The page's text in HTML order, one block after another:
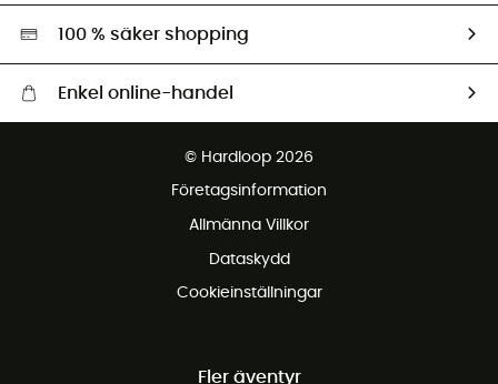
Miljöanpassat urval
100 % säker shopping
Enkel online-handel
Gratis retur inom 100 dagar
© Hardloop 2026
Företagsinformation
Allmänna Villkor
Dataskydd
Cookieinställningar
Fler äventyr